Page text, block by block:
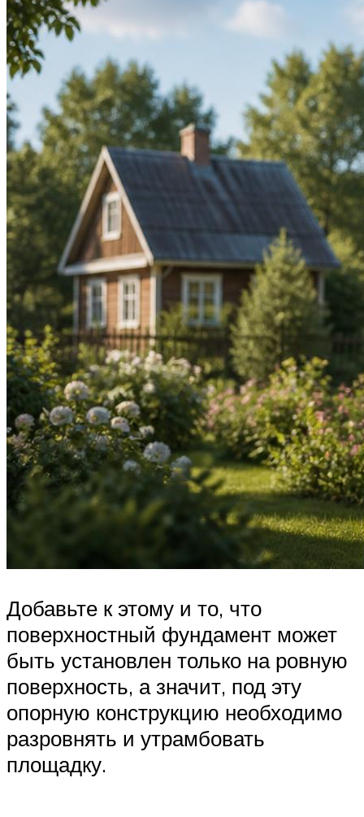
Добавьте к этому и то, что
поверхностный фундамент может
быть установлен только на ровную
поверхность, а значит, под эту
опорную конструкцию необходимо
разровнять и утрамбовать
площадку.